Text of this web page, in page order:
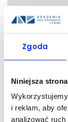
Zgoda
Niniejsza
i reklam, aby
analizować
Pełna oferta
Pracownicy
Plany zajęć
Konsultacje